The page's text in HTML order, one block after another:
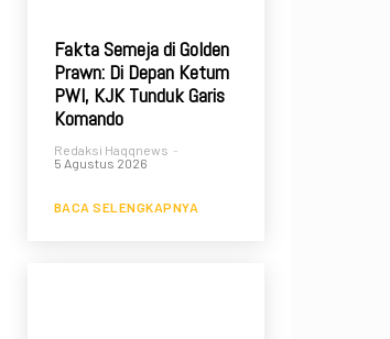
Fakta Semeja di Golden
Prawn: Di Depan Ketum
PWI, KJK Tunduk Garis
Komando
Redaksi Haqqnews -
5 Agustus 2026
BACA SELENGKAPNYA